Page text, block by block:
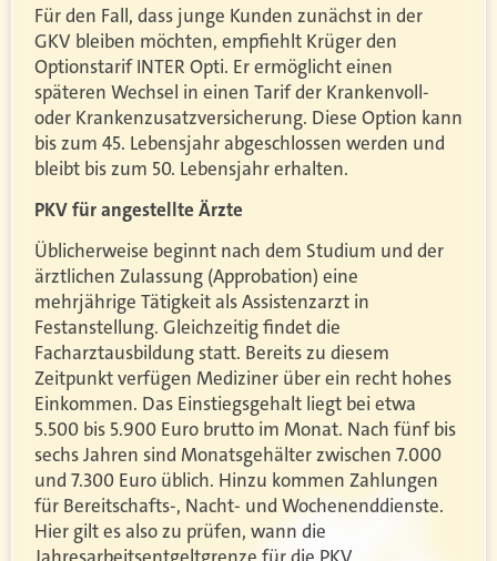
Für den Fall, dass junge Kunden zunächst in der
GKV bleiben möchten, empfiehlt Krüger den
Optionstarif INTER Opti. Er ermöglicht einen
späteren Wechsel in einen Tarif der Krankenvoll-
oder Krankenzusatzversicherung. Diese Option kann
bis zum 45. Lebensjahr abgeschlossen werden und
bleibt bis zum 50. Lebensjahr erhalten.
PKV für angestellte Ärzte
Üblicherweise beginnt nach dem Studium und der
ärztlichen Zulassung (Approbation) eine
mehrjährige Tätigkeit als Assistenzarzt in
Festanstellung. Gleichzeitig findet die
Facharztausbildung statt. Bereits zu diesem
Zeitpunkt verfügen Mediziner über ein recht hohes
Einkommen. Das Einstiegsgehalt liegt bei etwa
5.500 bis 5.900 Euro brutto im Monat. Nach fünf bis
sechs Jahren sind Monatsgehälter zwischen 7.000
und 7.300 Euro üblich. Hinzu kommen Zahlungen
für Bereitschafts-, Nacht- und Wochenenddienste.
Hier gilt es also zu prüfen, wann die